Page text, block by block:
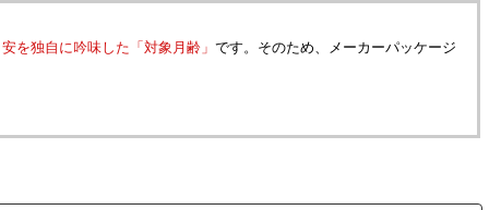
を独自に吟味した「対象月齢」 です。そのため、メーカーパッケージ